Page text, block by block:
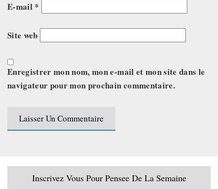
E-mail *
Site web
Enregistrer mon nom, mon e-mail et mon site dans le
navigateur pour mon prochain commentaire.
Inscrivez Vous Pour Pensee De La Semaine